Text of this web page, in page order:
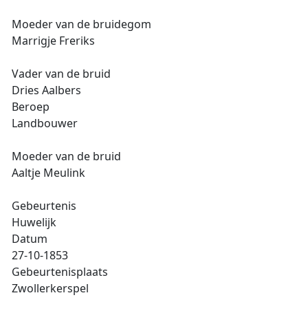
Moeder van de bruidegom
Marrigje Freriks
Vader van de bruid
Dries Aalbers
Beroep
Landbouwer
Moeder van de bruid
Aaltje Meulink
Gebeurtenis
Huwelijk
Datum
27-10-1853
Gebeurtenisplaats
Zwollerkerspel